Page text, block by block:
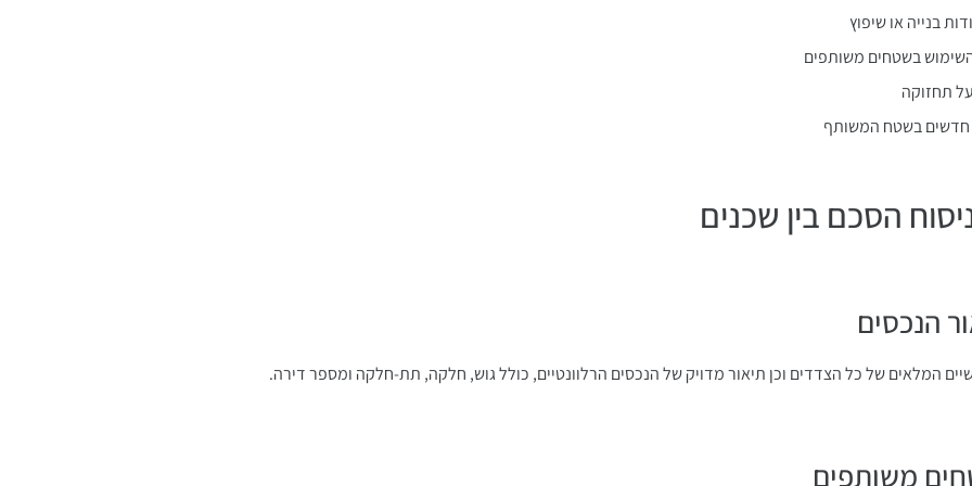
בנייה או שיפוץ
בשטחים משותפים
תחזוקה
בשטח המשותף
המלאים של כל הצדדים וכן תיאור מדויק של הנכסים הרלוונטיים, כולל גוש, חלקה, תת-חלקה ומספר דירה.